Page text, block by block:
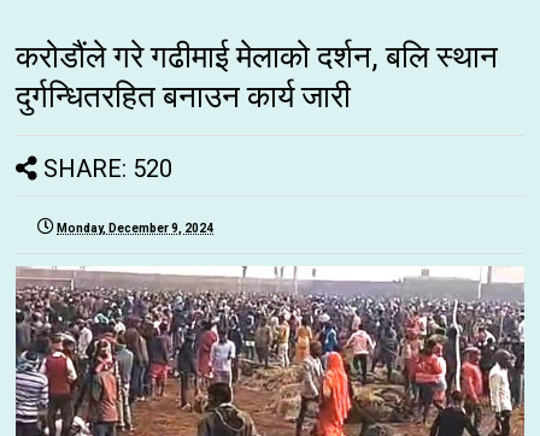
करोडौंले गरे गढीमाई मेलाको दर्शन, बलि स्थान
दुर्गन्धितरहित बनाउन कार्य जारी
SHARE: 520
Monday, December 9, 2024